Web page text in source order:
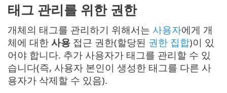
태그 관리를 위한 권한
개체의 태그를 관리하기 위해서는 사용자에게 개
체에 대한 사용 접근 권한(할당된 권한 집합)이 있
어야 합니다. 추가 사용자가 태그를 관리할 수 있
습니다(즉, 사용자 본인이 생성한 태그를 다른 사
용자가 삭제할 수 있음).